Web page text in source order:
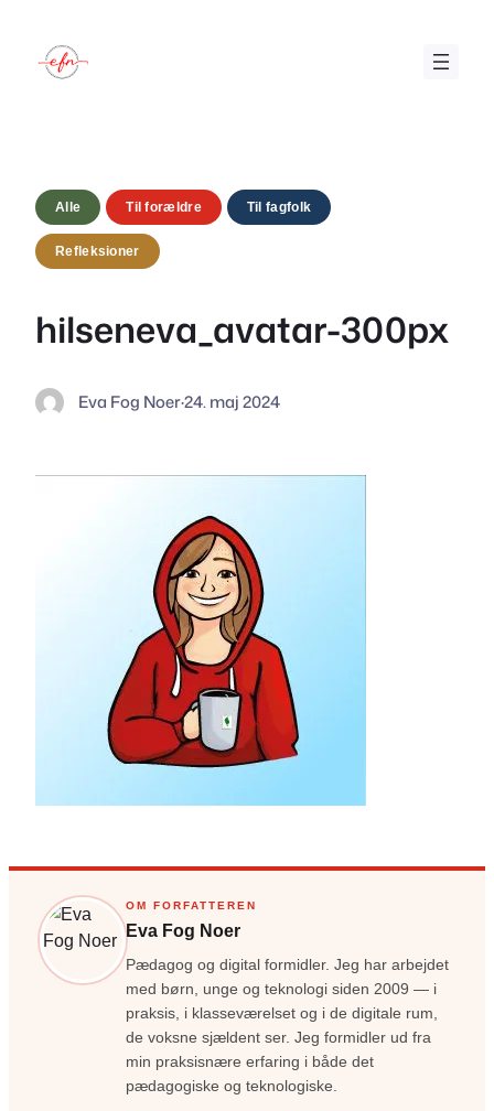
indhold
Alle Til forældre Til fagfolk
Refleksioner
hilseneva_avatar-300px
Eva Fog Noer·24. maj 2024
OM FORFATTEREN
Eva Fog Noer
Pædagog og digital formidler. Jeg har arbejdet
med børn, unge og teknologi siden 2009 — i
praksis, i klasseværelset og i de digitale rum,
de voksne sjældent ser. Jeg formidler ud fra
min praksisnære erfaring i både det
pædagogiske og teknologiske.